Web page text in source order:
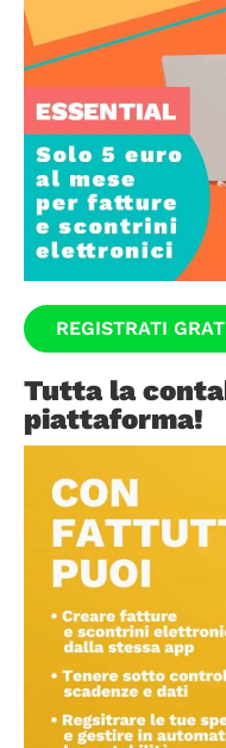
REGISTRATI
Tutta la
piattaforma!